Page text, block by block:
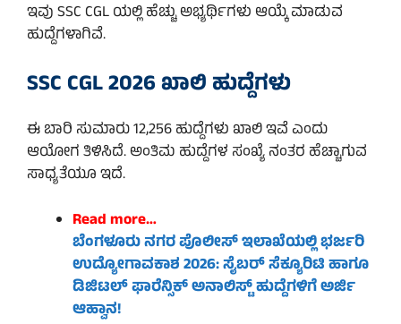
ಇವು SSC CGL ಯಲ್ಲಿ ಹೆಚ್ಚು ಅಭ್ಯರ್ಥಿಗಳು ಆಯ್ಕೆ ಮಾಡುವ
ಹುದ್ದೆಗಳಾಗಿವೆ.
SSC CGL 2026 ಖಾಲಿ ಹುದ್ದೆಗಳು
ಈ ಬಾರಿ ಸುಮಾರು 12,256 ಹುದ್ದೆಗಳು ಖಾಲಿ ಇವೆ ಎಂದು
ಆಯೋಗ ತಿಳಿಸಿದೆ. ಅಂತಿಮ ಹುದ್ದೆಗಳ ಸಂಖ್ಯೆ ನಂತರ ಹೆಚ್ಚಾಗುವ
ಸಾಧ್ಯತೆಯೂ ಇದೆ.
Read more…
ಬೆಂಗಳೂರು ನಗರ ಪೊಲೀಸ್ ಇಲಾಖೆಯಲ್ಲಿ ಭರ್ಜರಿ
ಉದ್ಯೋಗಾವಕಾಶ 2026: ಸೈಬರ್ ಸೆಕ್ಯೂರಿಟಿ ಹಾಗೂ
ಡಿಜಿಟಲ್ ಫಾರೆನ್ಸಿಕ್ ಅನಾಲಿಸ್ಟ್ ಹುದ್ದೆಗಳಿಗೆ ಅರ್ಜಿ
ಆಹ್ವಾನ!